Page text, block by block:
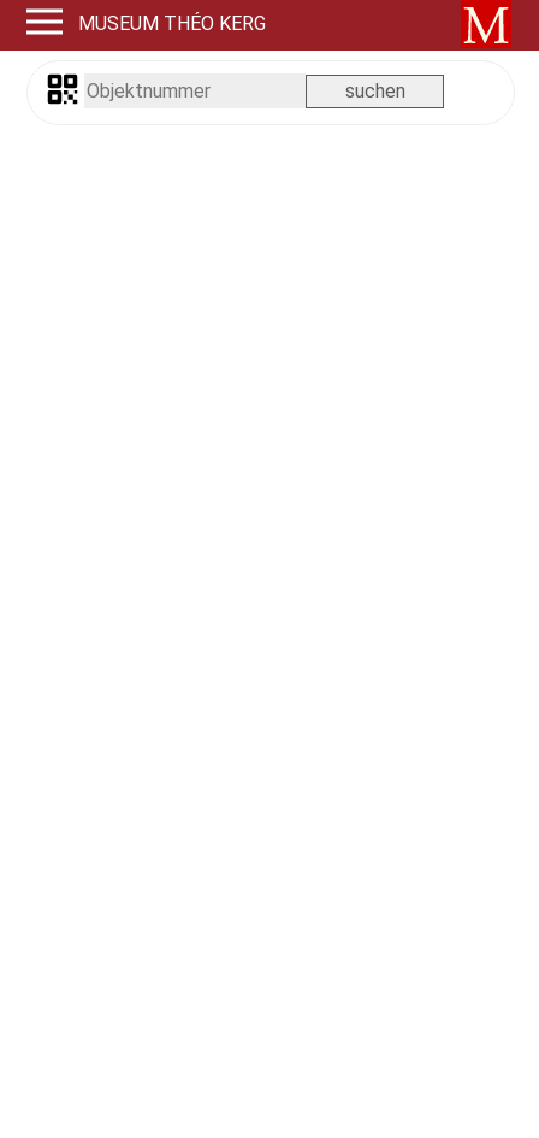
MUSEUM THÉO KERG